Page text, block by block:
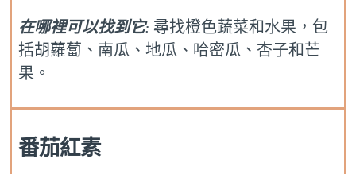
在哪裡可以找到它: 尋找橙色蔬菜和水果，包
括胡蘿蔔、南瓜、地瓜、哈密瓜、杏子和芒
果。
番茄紅素